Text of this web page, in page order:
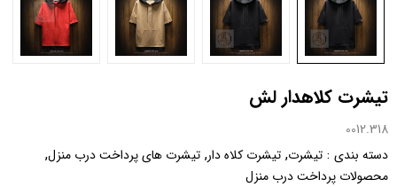
تیشرت کلاهدار لش
0012.318
دسته بندی : تیشرت, تیشرت کلاه دار, تیشرت های پرداخت درب منزل,
محصولات پرداخت درب منزل